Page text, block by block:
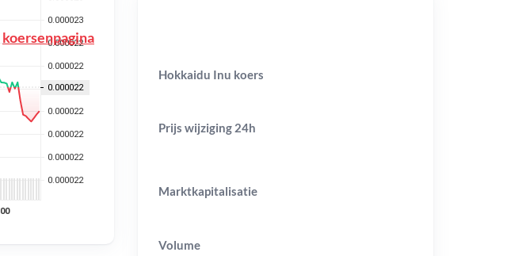
koersenpagina
Hokkaidu Inu koers
Prijs wijziging 24h
Marktkapitalisatie
Volume